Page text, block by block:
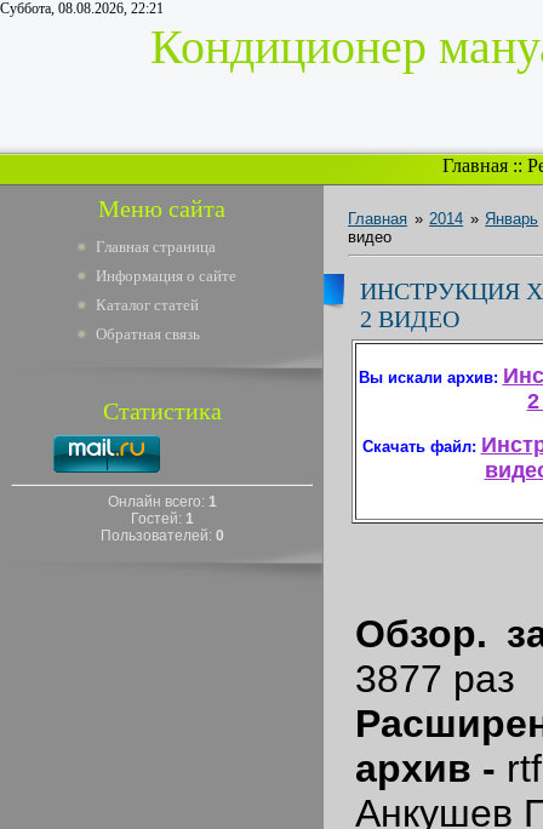
Суббота, 08.08.2026, 22:21
Кондиционер
Главная::
Меню сайта
Главная страница
Информация о сайте
Каталог статей
Обратная связь
Статистика
Онлайн всего: 1
Гостей: 1
Пользователей: 0
Главная »2014 » Январь
видео
ИНСТРУКЦИЯ
2 ВИДЕО
Вы искали архив:
Скачать файл:
Обзор.
3877 раз
архив - rtf
Анкушев